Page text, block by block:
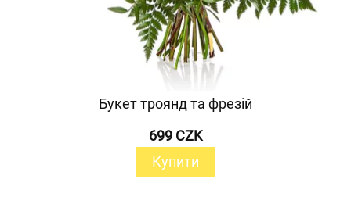
Букет троянд та фрезій
699 CZK
Купити